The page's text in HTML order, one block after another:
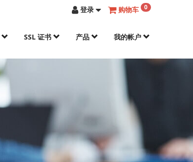
登录 购物车 0
SSL 证书 产品 我的帐户